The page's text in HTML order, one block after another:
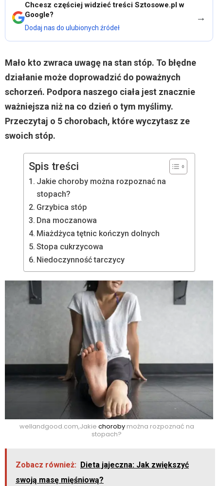
Chcesz częściej widzieć treści Sztosowe.pl w
Google?
Dodaj nas do ulubionych źródeł
→
Mało kto zwraca uwagę na stan stóp. To błędne
działanie może doprowadzić do poważnych
schorzeń. Podpora naszego ciała jest znacznie
ważniejsza niż na co dzień o tym myślimy.
Przeczytaj o 5 chorobach, które wyczytasz ze
swoich stóp.
Spis treści
Jakie choroby można rozpoznać na
stopach?
Grzybica stóp
Dna moczanowa
Miażdżyca tętnic kończyn dolnych
Stopa cukrzycowa
Niedoczynność tarczycy
wellandgood.com,Jakie chorobymożna rozpoznać na
stopach?
Zobacz również: Dieta jajeczna: Jak zwiększyć
swoją masę mięśniową?